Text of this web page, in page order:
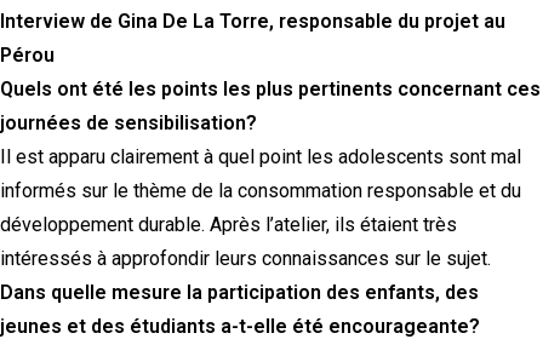
Interview de Gina De La Torre, responsable du projet au
Pérou
Quels ont été les points les plus pertinents concernant ces
journées de sensibilisation?
Il est apparu clairement à quel point les adolescents sont mal
informés sur le thème de la consommation responsable et du
développement durable. Après l’atelier, ils étaient très
intéressés à approfondir leurs connaissances sur le sujet.
Dans quelle mesure la participation des enfants, des
jeunes et des étudiants a-t-elle été encourageante?